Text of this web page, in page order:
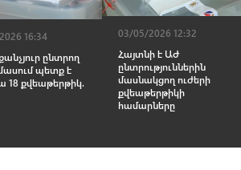
16:34
ընտրող
պետք է
18 քվեաթերթիկ.
03/05/2026 12:32
Հայտնի է ԱԺ
ընտրություններին
մասնակցող ուժերի
քվեաթերթիկի
համարները